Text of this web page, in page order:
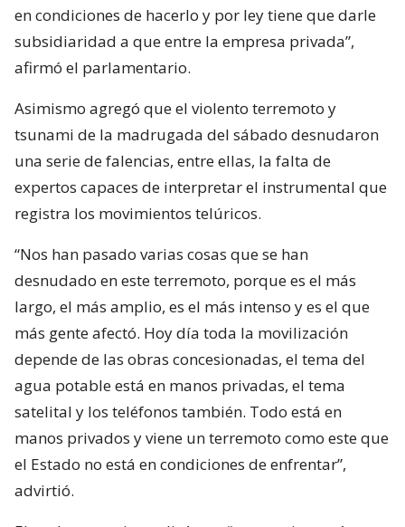
en condiciones de hacerlo y por ley tiene que darle
subsidiaridad a que entre la empresa privada”,
afirmó el parlamentario.
Asimismo agregó que el violento terremoto y
tsunami de la madrugada del sábado desnudaron
una serie de falencias, entre ellas, la falta de
expertos capaces de interpretar el instrumental que
registra los movimientos telúricos.
“Nos han pasado varias cosas que se han
desnudado en este terremoto, porque es el más
largo, el más amplio, es el más intenso y es el que
más gente afectó. Hoy día toda la movilización
depende de las obras concesionadas, el tema del
agua potable está en manos privadas, el tema
satelital y los teléfonos también. Todo está en
manos privados y viene un terremoto como este que
el Estado no está en condiciones de enfrentar”,
advirtió.